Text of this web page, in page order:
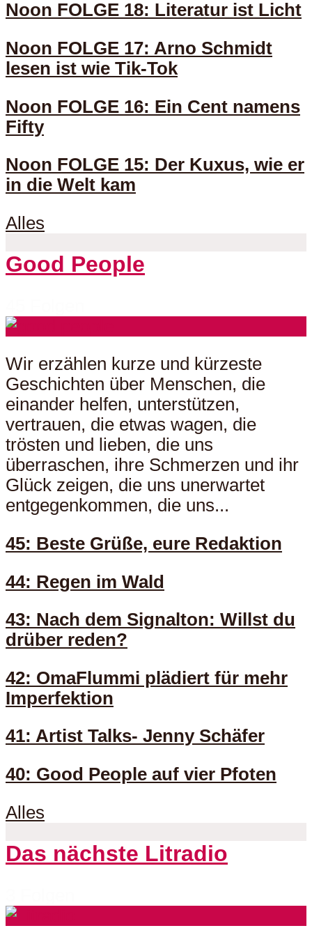
Noon FOLGE 18: Literatur ist Licht
Noon FOLGE 17: Arno Schmidt
lesen ist wie Tik-Tok
Noon FOLGE 16: Ein Cent namens
Fifty
Noon FOLGE 15: Der Kuxus, wie er
in die Welt kam
Alles
Good People
Wir erzählen kurze und kürzeste
Geschichten über Menschen, die
einander helfen, unterstützen,
vertrauen, die etwas wagen, die
trösten und lieben, die uns
überraschen, ihre Schmerzen und ihr
Glück zeigen, die uns unerwartet
entgegenkommen, die uns...
45: Beste Grüße, eure Redaktion
44: Regen im Wald
43: Nach dem Signalton: Willst du
drüber reden?
42: OmaFlummi plädiert für mehr
Imperfektion
41: Artist Talks- Jenny Schäfer
40: Good People auf vier Pfoten
Alles
Das nächste Litradio